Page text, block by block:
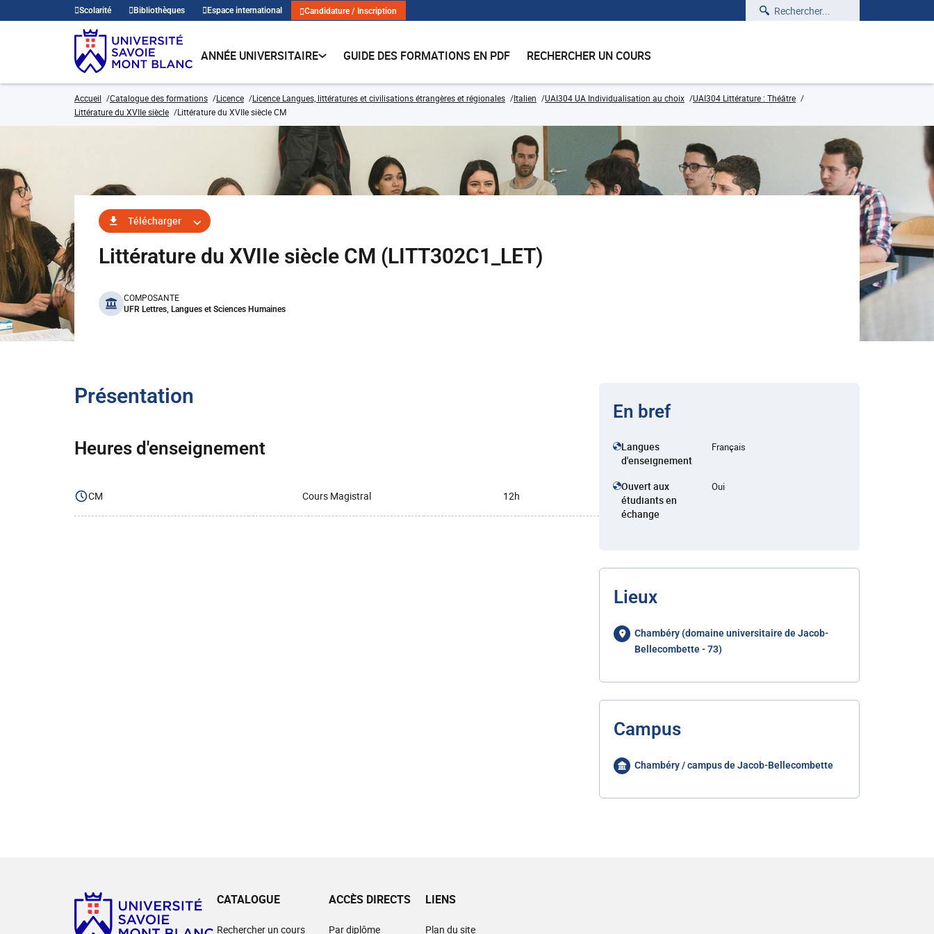
Scolarité Bibliothèques Espace international Candidature / Inscription Rechercher
ANNÉE UNIVERSITAIRE GUIDE DES FORMATIONS EN PDF RECHERCHER UN COURS
Accueil Catalogue des formations Licence Licence Langues, littératures et civilisations étrangères et régionales Italien UAI304 UA Individualisation au choix
UAI304 Littérature : Théâtre
Littérature du XVIIe siècle
Littérature du XVIIe siècle CM
Télécharger
Littérature du XVIIe siècle CM (LITT302C1_LET)
benefits
COMPOSANTE
UFR Lettres, Langues et Sciences Humaines
Présentation
Heures d'enseignement
CM Cours Magistral 12h
En bref
Langues
d'enseignement
Français
Ouvert aux
étudiants en
échange
Oui
Lieux
Chambéry (domaine universitaire de Jacob-
Bellecombette - 73)
Campus
Chambéry / campus de Jacob-Bellecombette
CATALOGUE
Rechercher un cours
ACCÈS DIRECTS
Par diplôme
LIENS
Plan du site